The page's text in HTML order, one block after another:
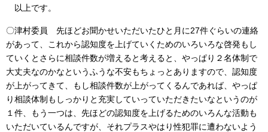
以上です。
〇津村委員 先ほどお聞かせいただいたひと月に27件ぐらいの連絡
があって、これから認知度を上げていくためのいろいろな啓発もし
ていくとさらに相談件数が増えると考えると、やっぱり２名体制で
大丈夫なのかなというふうな不安もちょっとありますので、認知度
が上がってきて、もし相談件数が上がってくるんであれば、やっぱ
り相談体制もしっかりと充実していっていただきたいなというのが
１件、もう一つは、先ほどの認知度を上げるためのいろんな活動も
いただいているんですが、それプラスやはり性犯罪に遭わないよう